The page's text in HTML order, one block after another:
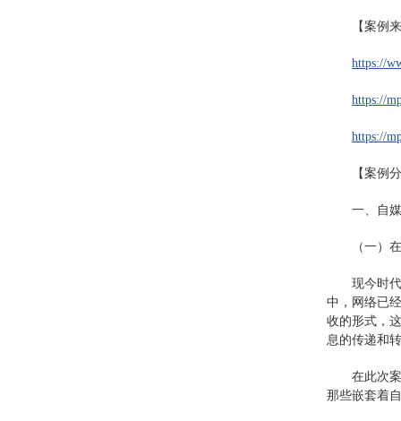
【案例
https://
https://
https://
【案例
一、自
（一）
现今时
中，网络已
收的形式，
息的传递和
在此次
那些嵌套着